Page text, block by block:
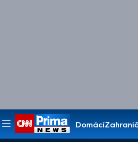
Domácí
Pořady